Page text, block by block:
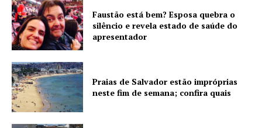
Faustão está bem? Esposa quebra o
silêncio e revela estado de saúde do
apresentador
Praias de Salvador estão impróprias
neste fim de semana; confira quais